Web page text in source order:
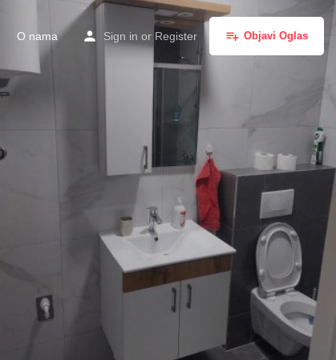
O nama Sign in or Register Objavi Oglas